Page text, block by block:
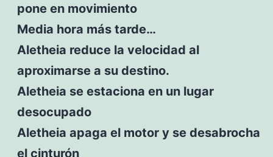
pone en movimiento
Media hora más tarde…
Aletheia reduce la velocidad al
aproximarse a su destino.
Aletheia se estaciona en un lugar
desocupado
Aletheia apaga el motor y se desabrocha
el cinturón